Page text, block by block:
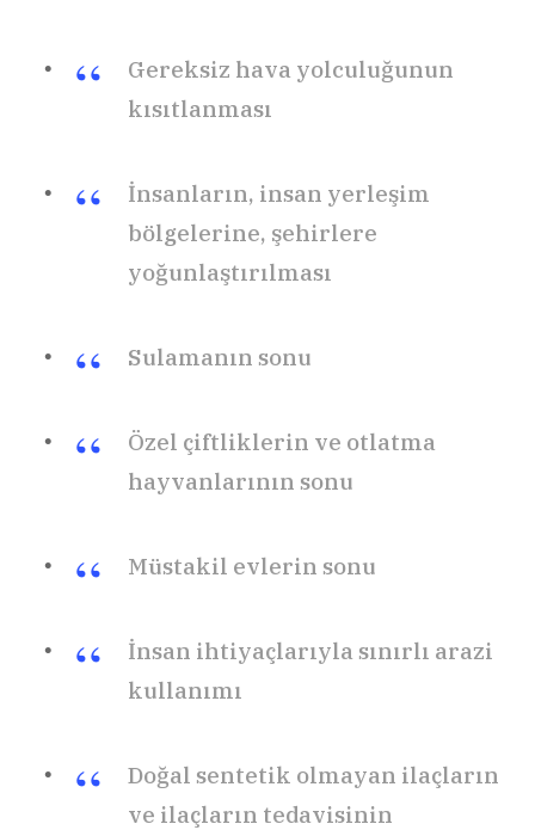
Gereksiz hava yolculuğunun
kısıtlanması
İnsanların, insan yerleşim
bölgelerine, şehirlere
yoğunlaştırılması
Sulamanın sonu
Özel çiftliklerin ve otlatma
hayvanlarının sonu
Müstakil evlerin sonu
İnsan ihtiyaçlarıyla sınırlı arazi
kullanımı
Doğal sentetik olmayan ilaçların
ve ilaçların tedavisinin